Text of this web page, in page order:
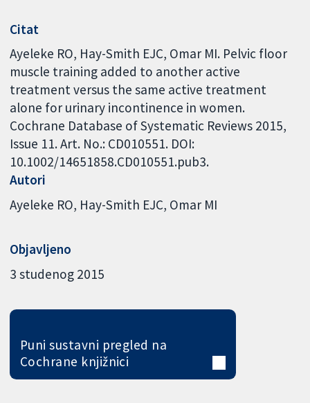
Citat
Ayeleke RO, Hay-Smith EJC, Omar MI. Pelvic floor
muscle training added to another active
treatment versus the same active treatment
alone for urinary incontinence in women.
Cochrane Database of Systematic Reviews 2015,
Issue 11. Art. No.: CD010551. DOI:
10.1002/14651858.CD010551.pub3.
Autori
Ayeleke RO Hay-Smith EJC Omar MI
Objavljeno
3 studenog 2015
Puni sustavni pregled na
Cochrane knjižnici